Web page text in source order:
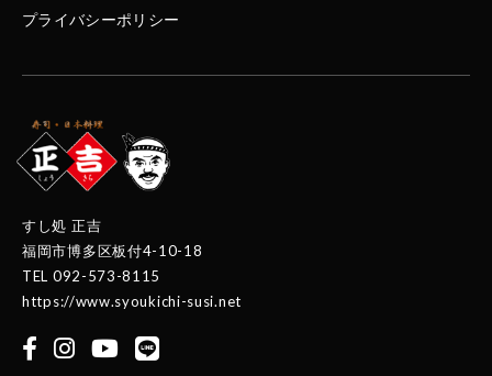
すし処 正吉
福岡市博多区板付4-10-18
TEL 092-573-8115
https://www.syoukichi-susi.net
プライバシーポリシー